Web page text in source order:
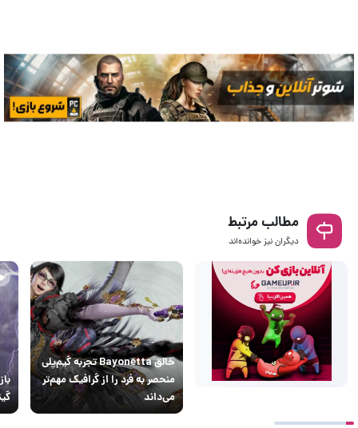
مطالب مرتبط
دیگران نیز خوانده‌اند
خالق Bayonetta تجربه گیم‌پلی
منحصر به فرد را از گرافیک مهم‌تر
می‌داند